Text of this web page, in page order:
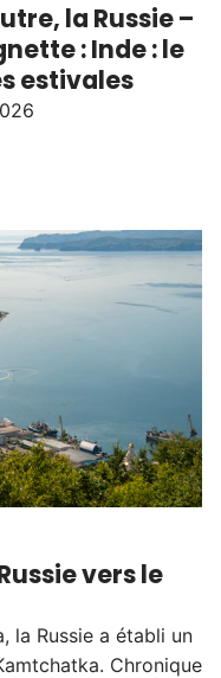
la Russie –
: Inde : le
estivales
vers le
la Russie a établi un
Chronique